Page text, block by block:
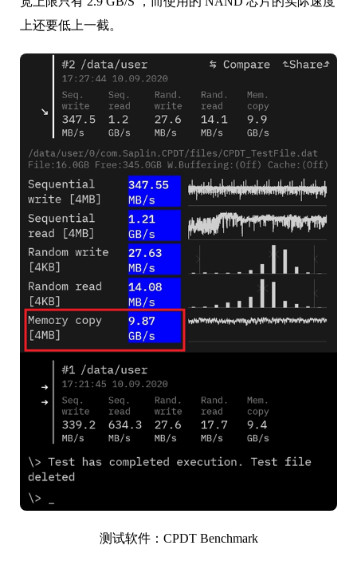
上还要低上一截。
测试软件：CPDT Benchmark